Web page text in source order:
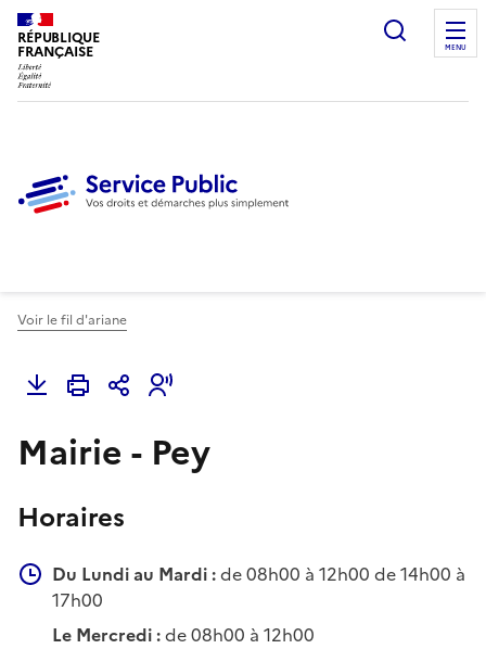
RÉPUBLIQUE
FRANÇAISE
Ouvrir
MENU
Voir le fil d'ariane
Mairie - Pey
Horaires
Du Lundi au Mardi :de 08h00 à 12h00 de 14h00 à
17h00
Le Mercredi :de 08h00 à 12h00